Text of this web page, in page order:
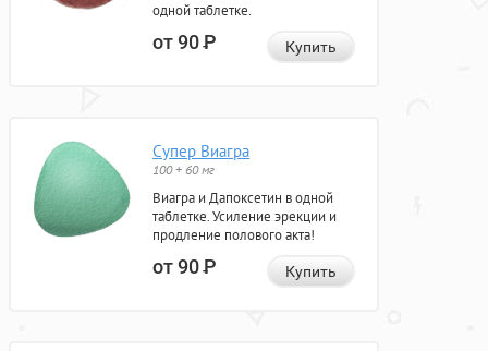
одной таблетке.
от 90Р Купить
Супер Виагра
100 + 60 мг
Виагра и Дапоксетин в одной
таблетке. Усиление эрекции и
продление полового акта!
от 90Р Купить